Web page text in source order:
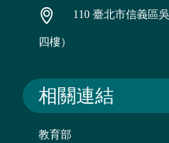
110 臺北市信義區
四樓）
相關連結
教育部